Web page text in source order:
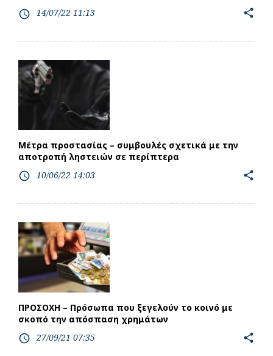
access_time 14/07/22 11:13 share
Μέτρα προστασίας – συμβουλές σχετικά με την
αποτροπή ληστειών σε περίπτερα
access_time 10/06/22 14:03 share
ΠΡΟΣΟΧΗ – Πρόσωπα που ξεγελούν το κοινό με
σκοπό την απόσπαση χρημάτων
access_time 27/09/21 07:35 share